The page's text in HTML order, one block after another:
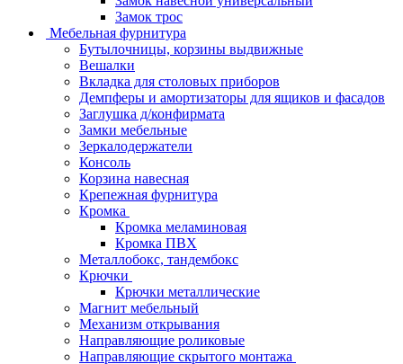
Замок трос
Мебельная фурнитура
Бутылочницы, корзины выдвижные
Вешалки
Вкладка для столовых приборов
Демпферы и амортизаторы для ящиков и фасадов
Заглушка д/конфирмата
Замки мебельные
Зеркалодержатели
Консоль
Корзина навесная
Крепежная фурнитура
Кромка
Кромка меламиновая
Кромка ПВХ
Металлобокс, тандембокс
Крючки
Крючки металлические
Магнит мебельный
Механизм открывания
Направляющие роликовые
Направляющие скрытого монтажа